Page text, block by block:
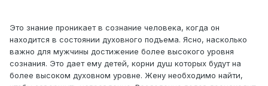
Это знание проникает в сознание человека, когда он
находится в состоянии духовного подъема. Ясно, насколько
важно для мужчины достижение более высокого уровня
сознания. Это дает ему детей, корни душ которых будут на
более высоком духовном уровне. Жену необходимо найти,